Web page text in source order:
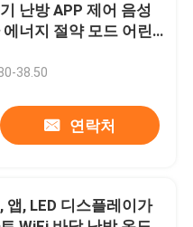
난방 APP 제어 음성
너지 절약 모드 어린
높음
38.50
연락처
앱, LED 디스플레이가